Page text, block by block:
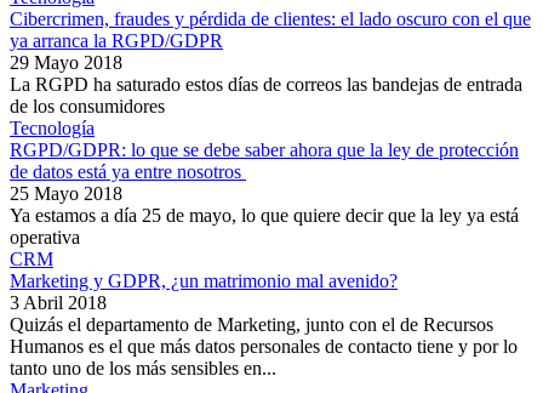
Cibercrimen, fraudes y pérdida de clientes: el lado oscuro con el que
ya arranca la RGPD/GDPR
29 Mayo 2018
La RGPD ha saturado estos días de correos las bandejas de entrada
de los consumidores
Tecnología
RGPD/GDPR: lo que se debe saber ahora que la ley de protección
de datos está ya entre nosotros
25 Mayo 2018
Ya estamos a día 25 de mayo, lo que quiere decir que la ley ya está
operativa
CRM
Marketing y GDPR, ¿un matrimonio mal avenido?
3 Abril 2018
Quizás el departamento de Marketing, junto con el de Recursos
Humanos es el que más datos personales de contacto tiene y por lo
tanto uno de los más sensibles en...